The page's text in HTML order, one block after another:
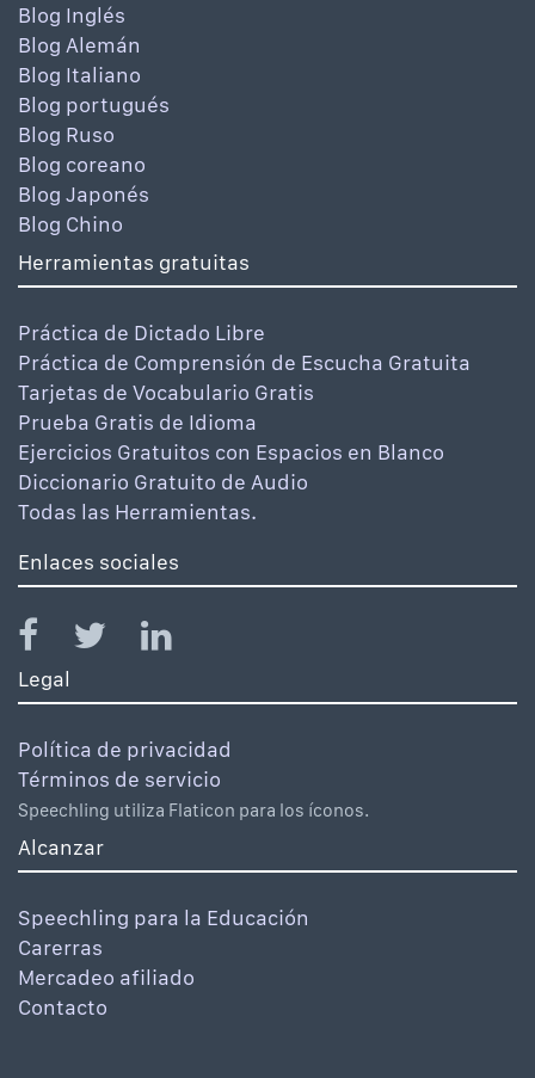
Blog Inglés
Blog Alemán
Blog Italiano
Blog portugués
Blog Ruso
Blog coreano
Blog Japonés
Blog Chino
Herramientas gratuitas
Práctica de Dictado Libre
Práctica de Comprensión de Escucha Gratuita
Tarjetas de Vocabulario Gratis
Prueba Gratis de Idioma
Ejercicios Gratuitos con Espacios en Blanco
Diccionario Gratuito de Audio
Todas las Herramientas.
Enlaces sociales
Legal
Política de privacidad
Términos de servicio
Speechling utiliza Flaticon para los íconos.
Alcanzar
Speechling para la Educación
Carerras
Mercadeo afiliado
Contacto